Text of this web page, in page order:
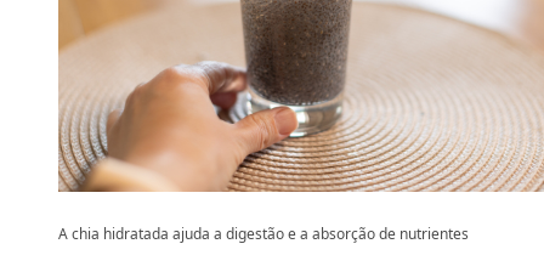
A chia hidratada ajuda a digestão e a absorção de nutrientes